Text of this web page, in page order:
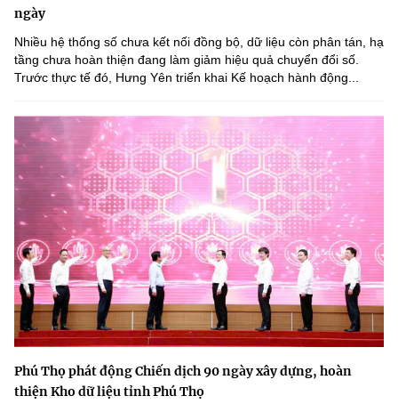
ngày
Nhiều hệ thống số chưa kết nối đồng bộ, dữ liệu còn phân tán, hạ
tầng chưa hoàn thiện đang làm giảm hiệu quả chuyển đổi số.
Trước thực tế đó, Hưng Yên triển khai Kế hoạch hành động...
Phú Thọ phát động Chiến dịch 90 ngày xây dựng, hoàn
thiện Kho dữ liệu tỉnh Phú Thọ